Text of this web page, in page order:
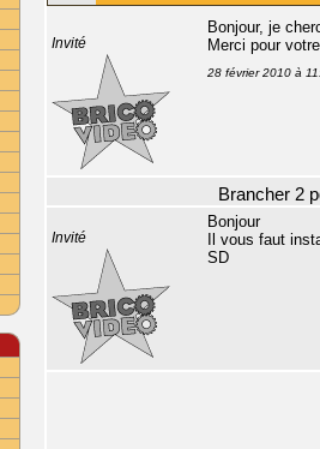
Invité
Bonjour, je
Merci pour
28 février 2010 à
Brancher 2
Invité
Bonjour
Il vous faut
SD